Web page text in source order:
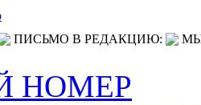
ПИСЬМО В РЕДАКЦИЮ:
НОМЕР